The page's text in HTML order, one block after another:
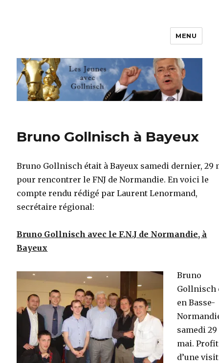
Les jeunes avec Gollnisch
MENU
Bruno Gollnisch à Bayeux
Bruno Gollnisch était à Bayeux samedi dernier, 29
pour rencontrer le FNJ de Normandie. En voici le
compte rendu rédigé par Laurent Lenormand,
secrétaire régional:
Bruno Gollnisch avec le F.N.J de Normandie, à
Bayeux
Bruno
Gollnisch
en Basse-
samedi 29
mai.
d’une